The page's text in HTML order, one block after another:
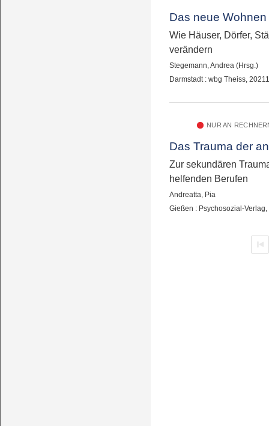
Das neue Wohnen
Wie Häuser, Dörfer,
verändern
Stegemann, Andrea (Hrsg.)
Darmstadt : wbg Theiss,
NUR AN
Das Trauma der
Zur sekundären
helfenden Berufen
Andreatta, Pia
Gießen : Psychosozial-